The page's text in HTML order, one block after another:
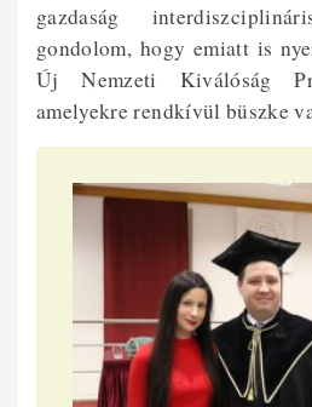
gazdaság
gondolom, hogy emiatt is
Új Nemzeti Kiválóság
amelyekre rendkívül büszke